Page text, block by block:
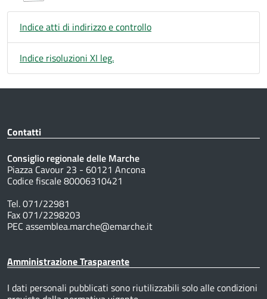
Indice atti di indirizzo e controllo
Indice risoluzioni XI leg.
Contatti
Consiglio regionale delle Marche
Piazza Cavour 23 - 60121 Ancona
Codice fiscale 80006310421
Tel. 071/22981
Fax 071/2298203
PEC assemblea.marche@emarche.it
Amministrazione Trasparente
I dati personali pubblicati sono riutilizzabili solo alle condizioni